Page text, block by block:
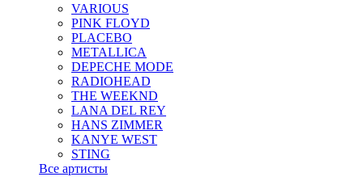
VARIOUS
PINK FLOYD
PLACEBO
METALLICA
DEPECHE MODE
RADIOHEAD
THE WEEKND
LANA DEL REY
HANS ZIMMER
KANYE WEST
STING
Все артисты